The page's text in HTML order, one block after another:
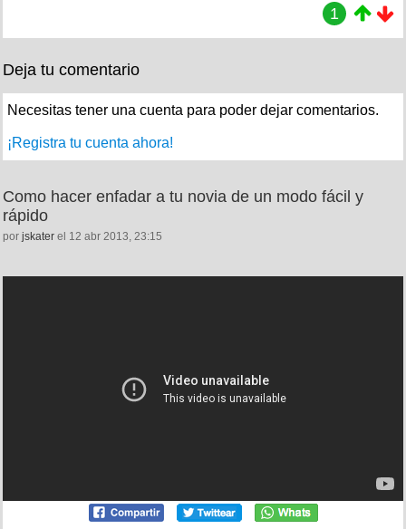
1
Deja tu comentario
Necesitas tener una cuenta para poder dejar comentarios.
¡Registra tu cuenta ahora!
Como hacer enfadar a tu novia de un modo fácil y
rápido
por jskater el 12 abr 2013, 23:15